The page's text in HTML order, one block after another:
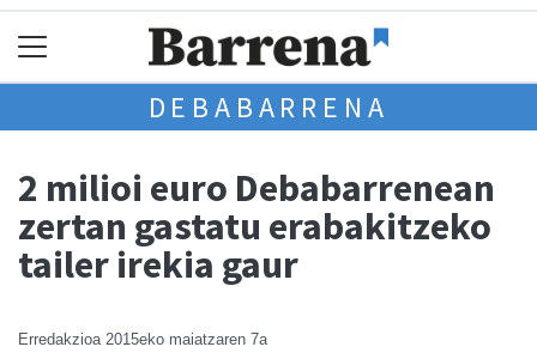
DEBABARRENA
2 milioi euro Debabarrenean
zertan gastatu erabakitzeko
tailer irekia gaur
Erredakzioa 2015eko maiatzaren 7a